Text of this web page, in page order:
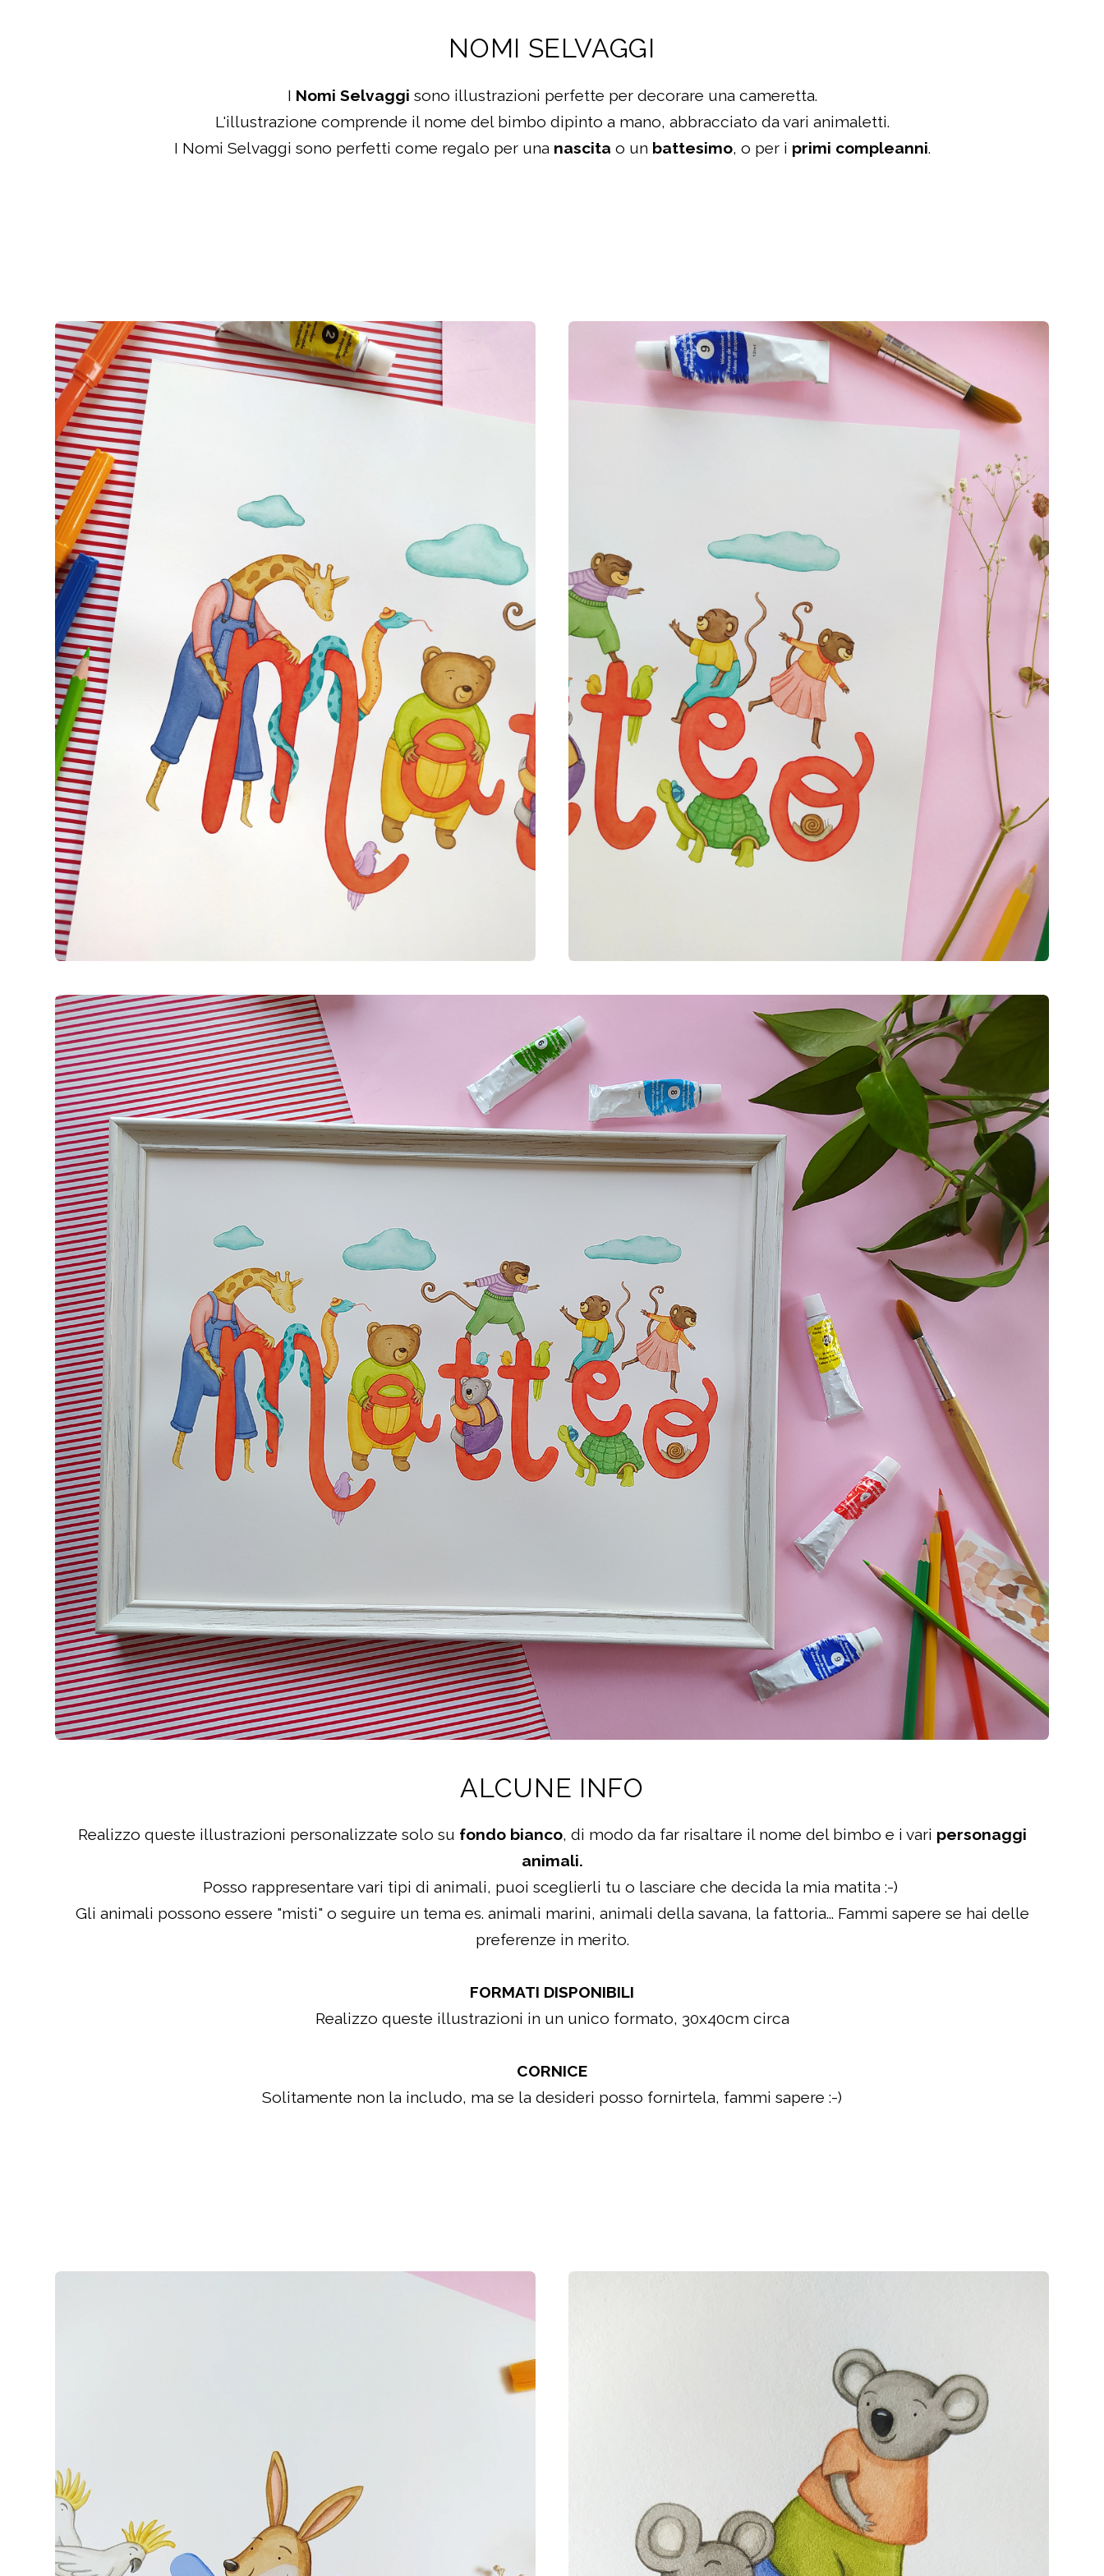
NOMI SELVAGGI
I Nomi Selvaggi sono illustrazioni perfette per decorare una cameretta.
L'illustrazione comprende il nome del bimbo dipinto a mano, abbracciato da vari animaletti.
I Nomi Selvaggi sono perfetti come regalo per una nascita o un battesimo, o per i primi compleanni.
ALCUNE INFO
Realizzo queste illustrazioni personalizzate solo su fondo bianco, di modo da far risaltare il nome del bimbo e i vari personaggi
animali.
Posso rappresentare vari tipi di animali, puoi sceglierli tu o lasciare che decida la mia matita :-)
Gli animali possono essere "misti" o seguire un tema es. animali marini, animali della savana, la fattoria... Fammi sapere se hai delle
preferenze in merito.
FORMATI DISPONIBILI
Realizzo queste illustrazioni in un unico formato, 30x40cm circa
CORNICE
Solitamente non la includo, ma se la desideri posso fornirtela, fammi sapere :-)